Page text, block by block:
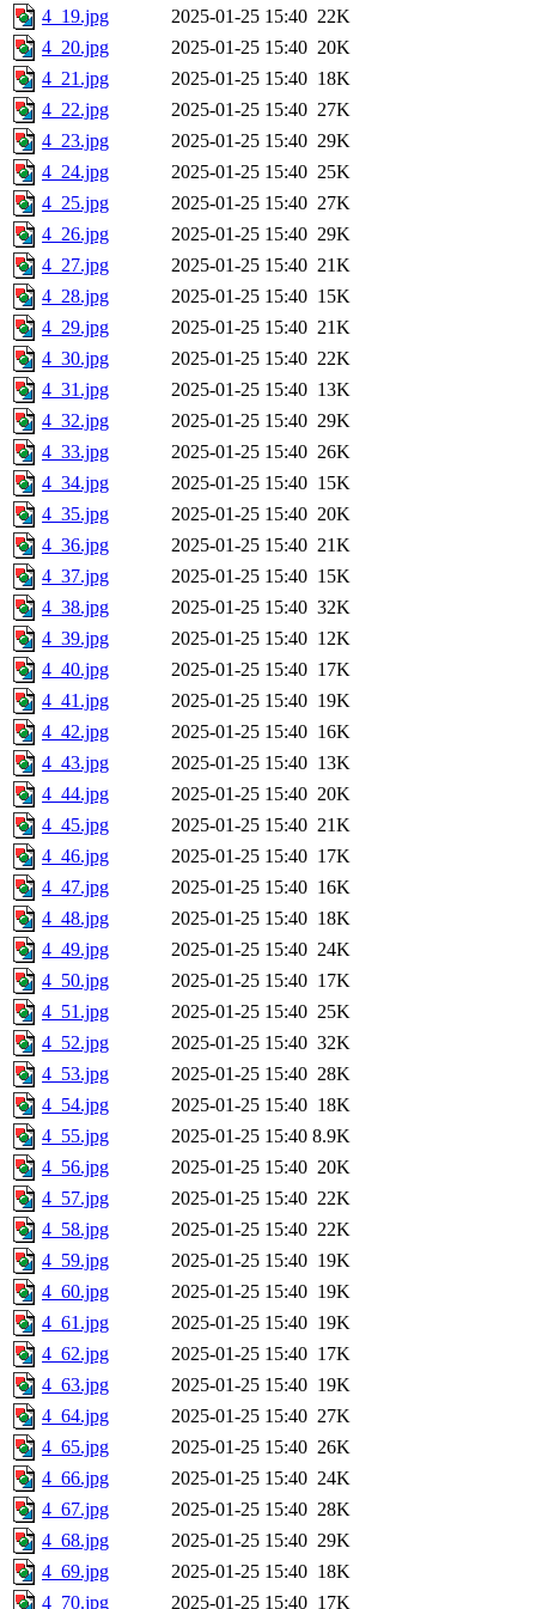
4_19.jpg
2025-01-25 15:40 22K
4_20.jpg
2025-01-25 15:40 20K
4_21.jpg
2025-01-25 15:40 18K
4_22.jpg
2025-01-25 15:40 27K
4_23.jpg
2025-01-25 15:40 29K
4_24.jpg
2025-01-25 15:40 25K
4_25.jpg
2025-01-25 15:40 27K
4_26.jpg
2025-01-25 15:40 29K
4_27.jpg
2025-01-25 15:40 21K
4_28.jpg
2025-01-25 15:40 15K
4_29.jpg
2025-01-25 15:40 21K
4_30.jpg
2025-01-25 15:40 22K
4_31.jpg
2025-01-25 15:40 13K
4_32.jpg
2025-01-25 15:40 29K
4_33.jpg
2025-01-25 15:40 26K
4_34.jpg
2025-01-25 15:40 15K
4_35.jpg
2025-01-25 15:40 20K
4_36.jpg
2025-01-25 15:40 21K
4_37.jpg
2025-01-25 15:40 15K
4_38.jpg
2025-01-25 15:40 32K
4_39.jpg
2025-01-25 15:40 12K
4_40.jpg
2025-01-25 15:40 17K
4_41.jpg
2025-01-25 15:40 19K
4_42.jpg
2025-01-25 15:40 16K
4_43.jpg
2025-01-25 15:40 13K
4_44.jpg
2025-01-25 15:40 20K
4_45.jpg
2025-01-25 15:40 21K
4_46.jpg
2025-01-25 15:40 17K
4_47.jpg
2025-01-25 15:40 16K
4_48.jpg
2025-01-25 15:40 18K
4_49.jpg
2025-01-25 15:40 24K
4_50.jpg
2025-01-25 15:40 17K
4_51.jpg
2025-01-25 15:40 25K
4_52.jpg
2025-01-25 15:40 32K
4_53.jpg
2025-01-25 15:40 28K
4_54.jpg
2025-01-25 15:40 18K
4_55.jpg
2025-01-25 15:40 8.9K
4_56.jpg
2025-01-25 15:40 20K
4_57.jpg
2025-01-25 15:40 22K
4_58.jpg
2025-01-25 15:40 22K
4_59.jpg
2025-01-25 15:40 19K
4_60.jpg
2025-01-25 15:40 19K
4_61.jpg
2025-01-25 15:40 19K
4_62.jpg
2025-01-25 15:40 17K
4_63.jpg
2025-01-25 15:40 19K
4_64.jpg
2025-01-25 15:40 27K
4_65.jpg
2025-01-25 15:40 26K
4_66.jpg
2025-01-25 15:40 24K
4_67.jpg
2025-01-25 15:40 28K
4_68.jpg
2025-01-25 15:40 29K
4_69.jpg
2025-01-25 15:40 18K
4_70.jpg
2025-01-25 15:40 17K